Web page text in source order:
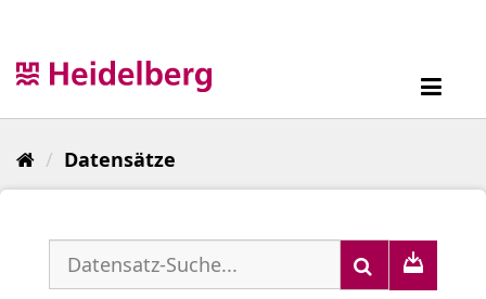
Datensätze